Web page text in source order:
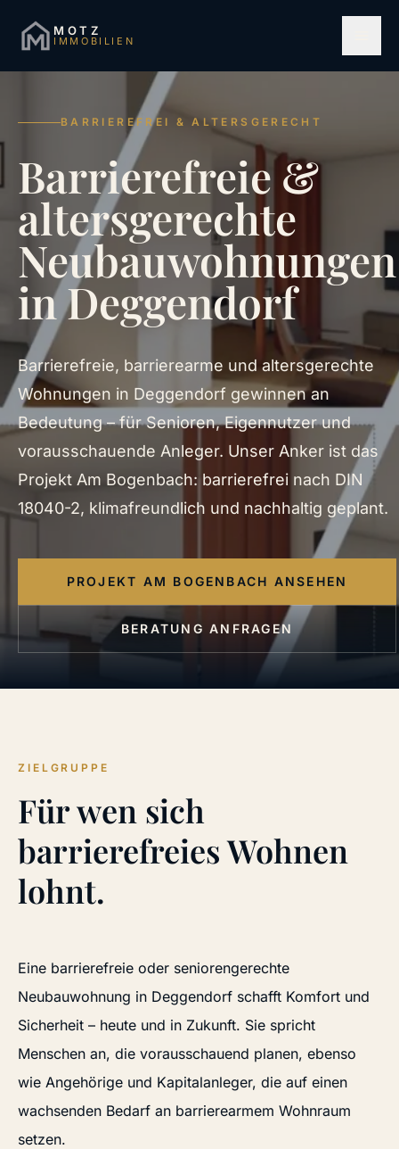
MOTZ
IMMOBILIEN
BARRIEREFREI & ALTERSGERECHT
Barrierefreie &
altersgerechte
Neubauwohnungen
in Deggendorf
Barrierefreie, barrierearme und altersgerechte
Wohnungen in Deggendorf gewinnen an
Bedeutung – für Senioren, Eigennutzer und
vorausschauende Anleger. Unser Anker ist das
Projekt Am Bogenbach: barrierefrei nach DIN
18040-2, klimafreundlich und nachhaltig geplant.
PROJEKT AM BOGENBACH ANSEHEN
BERATUNG ANFRAGEN
ZIELGRUPPE
Für wen sich
barrierefreies Wohnen
lohnt.
Eine barrierefreie oder seniorengerechte
Neubauwohnung in Deggendorf schafft Komfort und
Sicherheit – heute und in Zukunft. Sie spricht
Menschen an, die vorausschauend planen, ebenso
wie Angehörige und Kapitalanleger, die auf einen
wachsenden Bedarf an barrierearmem Wohnraum
setzen.